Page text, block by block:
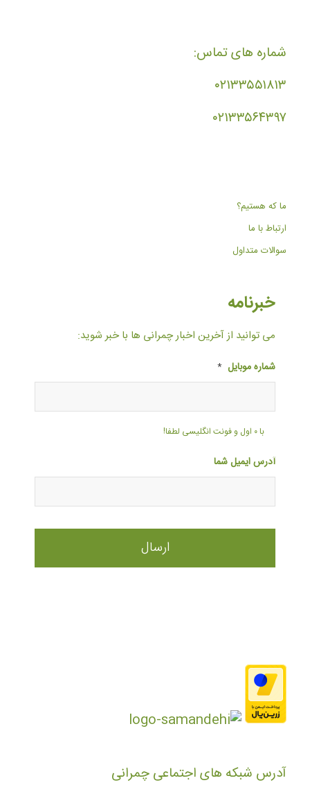
شماره های تماس:
۰۲۱۳۳۵۵۱۸۱۳
۰۲۱۳۳۵۶۴۳۹۷
ما که هستیم؟
ارتباط با ما
سوالات متداول
خبرنامه
می توانید از آخرین اخبار چمرانی ها با خبر شوید:
شماره موبایل *
با ۰ اول و فونت انگلیسی لطفا!
آدرس ایمیل شما
آدرس شبکه های اجتماعی چمرانی